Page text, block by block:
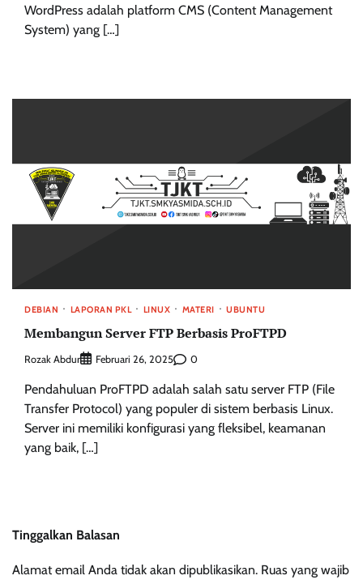
WordPress adalah platform CMS (Content Management
System) yang […]
DEBIAN LAPORAN PKL LINUX MATERI UBUNTU
Membangun Server FTP Berbasis ProFTPD
Rozak Abdur Februari 26, 2025 0
Pendahuluan ProFTPD adalah salah satu server FTP (File
Transfer Protocol) yang populer di sistem berbasis Linux.
Server ini memiliki konfigurasi yang fleksibel, keamanan
yang baik, […]
Tinggalkan Balasan
Alamat email Anda tidak akan dipublikasikan. Ruas yang wajib